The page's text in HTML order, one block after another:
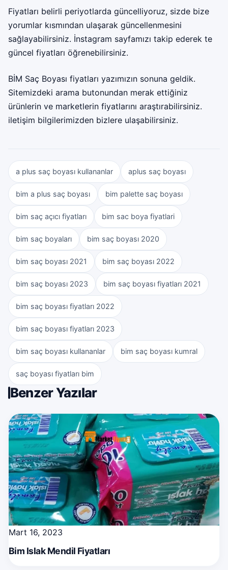
Fiyatları belirli periyotlarda güncelliyoruz, sizde bize
yorumlar kısmından ulaşarak güncellenmesini
sağlayabilirsiniz. İnstagram sayfamızı takip ederek te
güncel fiyatları öğrenebilirsiniz.
BİM Saç Boyası fiyatları yazımızın sonuna geldik.
Sitemizdeki arama butonundan merak ettiğiniz
ürünlerin ve marketlerin fiyatlarını araştırabilirsiniz.
iletişim bilgilerimizden bizlere ulaşabilirsiniz.
a plus saç boyası kullananlar aplus saç boyası
bim a plus saç boyası bim palette saç boyası
bim saç açıcı fiyatları bim sac boya fiyatlari
bim saç boyaları bim saç boyası 2020
bim saç boyası 2021 bim saç boyası 2022
bim saç boyası 2023 bim saç boyası fiyatları 2021
bim saç boyası fiyatları 2022
bim saç boyası fiyatları 2023
bim saç boyası kullananlar bim saç boyası kumral
saç boyası fiyatları bim
Benzer Yazılar
Mart 16, 2023
Bim Islak Mendil Fiyatları